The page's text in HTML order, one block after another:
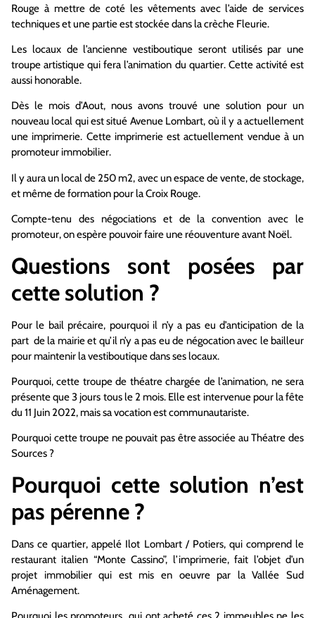
Rouge à mettre de coté les vêtements avec l’aide de services
techniques et une partie est stockée dans la crèche Fleurie.
Les locaux de l’ancienne vestiboutique seront utilisés par une
troupe artistique qui fera l’animation du quartier. Cette activité est
aussi honorable.
Dès le mois d’Aout, nous avons trouvé une solution pour un
nouveau local qui est situé Avenue Lombart, où il y a actuellement
une imprimerie. Cette imprimerie est actuellement vendue à un
promoteur immobilier.
Il y aura un local de 250 m2, avec un espace de vente, de stockage,
et même de formation pour la Croix Rouge.
Compte-tenu des négociations et de la convention avec le
promoteur, on espère pouvoir faire une réouventure avant Noël.
Questions sont posées par
cette solution ?
Pour le bail précaire, pourquoi il n’y a pas eu d’anticipation de la
part de la mairie et qu’il n’y a pas eu de négocation avec le bailleur
pour maintenir la vestiboutique dans ses locaux.
Pourquoi, cette troupe de théatre chargée de l’animation, ne sera
présente que 3 jours tous le 2 mois. Elle est intervenue pour la fête
du 11 Juin 2022, mais sa vocation est communautariste.
Pourquoi cette troupe ne pouvait pas être associée au Théatre des
Sources ?
Pourquoi cette solution n’est
pas pérenne ?
Dans ce quartier, appelé Ilot Lombart / Potiers, qui comprend le
restaurant italien “Monte Cassino”, l’imprimerie, fait l’objet d’un
projet immobilier qui est mis en oeuvre par la Vallée Sud
Aménagement.